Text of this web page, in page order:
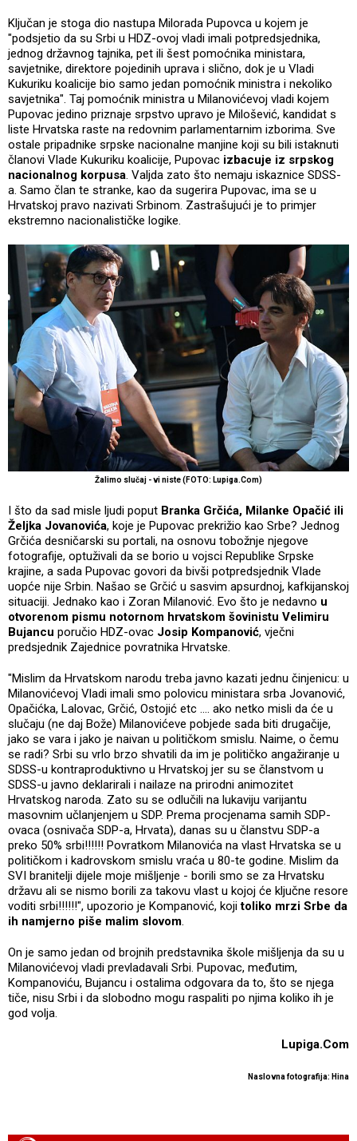
Ključan je stoga dio nastupa Milorada Pupovca u kojem je
"podsjetio da su Srbi u HDZ-ovoj vladi imali potpredsjednika,
jednog državnog tajnika, pet ili šest pomoćnika ministara,
savjetnike, direktore pojedinih uprava i slično, dok je u Vladi
Kukuriku koalicije bio samo jedan pomoćnik ministra i nekoliko
savjetnika". Taj pomoćnik ministra u Milanovićevoj vladi kojem
Pupovac jedino priznaje srpstvo upravo je Milošević, kandidat s
liste Hrvatska raste na redovnim parlamentarnim izborima. Sve
ostale pripadnike srpske nacionalne manjine koji su bili istaknuti
članovi Vlade Kukuriku koalicije, Pupovac izbacuje iz srpskog
nacionalnog korpusa. Valjda zato što nemaju iskaznice SDSS-
a. Samo član te stranke, kao da sugerira Pupovac, ima se u
Hrvatskoj pravo nazivati Srbinom. Zastrašujući je to primjer
ekstremno nacionalističke logike.
Žalimo slučaj - vi niste (FOTO: Lupiga.Com)
I što da sad misle ljudi poput Branka Grčića, Milanke Opačić ili
Željka Jovanovića, koje je Pupovac prekrižio kao Srbe? Jednog
Grčića desničarski su portali, na osnovu tobožnje njegove
fotografije, optuživali da se borio u vojsci Republike Srpske
krajine, a sada Pupovac govori da bivši potpredsjednik Vlade
uopće nije Srbin. Našao se Grčić u sasvim apsurdnoj, kafkijanskoj
situaciji. Jednako kao i Zoran Milanović. Evo što je nedavno u
otvorenom pismu notornom hrvatskom šovinistu Velimiru
Bujancu poručio HDZ-ovac Josip Kompanović, vječni
predsjednik Zajednice povratnika Hrvatske.
"Mislim da Hrvatskom narodu treba javno kazati jednu činjenicu: u
Milanovićevoj Vladi imali smo polovicu ministara srba Jovanović,
Opačićka, Lalovac, Grčić, Ostojić etc .... ako netko misli da će u
slučaju (ne daj Bože) Milanovićeve pobjede sada biti drugačije,
jako se vara i jako je naivan u političkom smislu. Naime, o čemu
se radi? Srbi su vrlo brzo shvatili da im je političko angažiranje u
SDSS-u kontraproduktivno u Hrvatskoj jer su se članstvom u
SDSS-u javno deklarirali i nailaze na prirodni animozitet
Hrvatskog naroda. Zato su se odlučili na lukaviju varijantu
masovnim učlanjenjem u SDP. Prema procjenama samih SDP-
ovaca (osnivača SDP-a, Hrvata), danas su u članstvu SDP-a
preko 50% srbi!!!!!! Povratkom Milanovića na vlast Hrvatska se u
političkom i kadrovskom smislu vraća u 80-te godine. Mislim da
SVI branitelji dijele moje mišljenje - borili smo se za Hrvatsku
državu ali se nismo borili za takovu vlast u kojoj će ključne resore
voditi srbi!!!!!!", upozorio je Kompanović, kojitoliko mrzi Srbe da
ih namjerno piše malim slovom.
On je samo jedan od brojnih predstavnika škole mišljenja da su u
Milanovićevoj vladi prevladavali Srbi. Pupovac, međutim,
Kompanoviću, Bujancu i ostalima odgovara da to, što se njega
tiče, nisu Srbi i da slobodno mogu raspaliti po njima koliko ih je
god volja.
Lupiga.Com
Naslovna fotografija: Hina